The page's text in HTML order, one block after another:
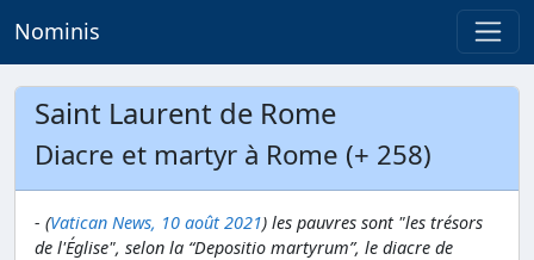
Nominis
Saint Laurent de Rome
Diacre et martyr à Rome (+ 258)
- (Vatican News, 10 août 2021) les pauvres sont "les trésors
de l'Église", selon la “Depositio martyrum”, le diacre de